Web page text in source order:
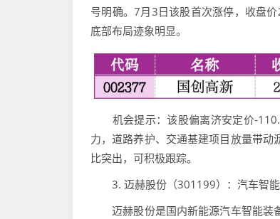
号明确。7月3日该股首次涨停，收盘
底部布局迹象明显。
机会提示：该股偏离济安定价-
力，道路养护、交通基建项目放量带
比突出，可积极跟踪。
3. 迈赫股份（301199）：汽车智能
迈赫股份是国内新能源汽车智能装